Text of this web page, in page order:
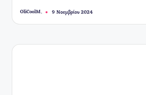
Συγγραφέας:
OliCoolM. 9 Νοεμβρίου 2024